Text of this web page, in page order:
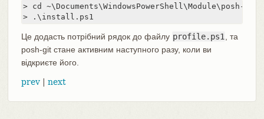
> cd ~\Documents\WindowsPowerShell\Module\posh-git
> .\install.ps1
Це додасть потрібний рядок до файлу profile.ps1, та
posh-git стане активним наступного разу, коли ви
відкриєте його.
prev| next